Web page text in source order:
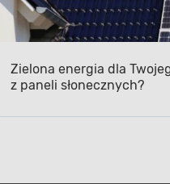
Zielona energia dla
z paneli słonecznych?